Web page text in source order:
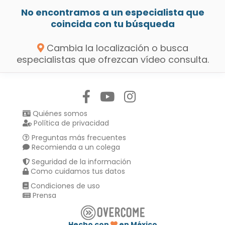
No encontramos a un especialista que
coincida con tu búsqueda
Cambia la localización o busca
especialistas que ofrezcan vídeo consulta.
Quiénes somos
Política de privacidad
Preguntas más frecuentes
Recomienda a un colega
Seguridad de la información
Como cuidamos tus datos
Condiciones de uso
Prensa